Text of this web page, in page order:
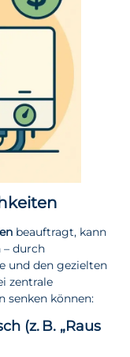
beauftragt, kann
– durch
und den gezielten
zentrale
senken können:
(z. B. „Raus